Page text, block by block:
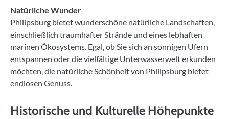
Natürliche Wunder
Philipsburg bietet wunderschöne natürliche Landschaften,
einschließlich traumhafter Strände und eines lebhaften
marinen Ökosystems. Egal, ob Sie sich an sonnigen Ufern
entspannen oder die vielfältige Unterwasserwelt erkunden
möchten, die natürliche Schönheit von Philipsburg bietet
endlosen Genuss.
Historische und Kulturelle Höhepunkte